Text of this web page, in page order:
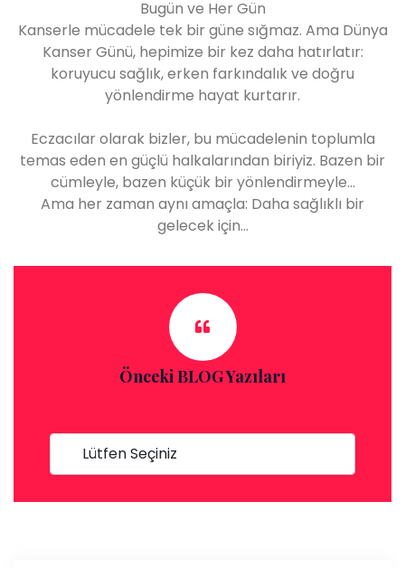
Bugün ve Her Gün
Kanserle mücadele tek bir güne sığmaz. Ama Dünya
Kanser Günü, hepimize bir kez daha hatırlatır:
koruyucu sağlık, erken farkındalık ve doğru
yönlendirme hayat kurtarır.
Eczacılar olarak bizler, bu mücadelenin toplumla
temas eden en güçlü halkalarından biriyiz. Bazen bir
cümleyle, bazen küçük bir yönlendirmeyle…
Ama her zaman aynı amaçla: Daha sağlıklı bir
gelecek için…
Önceki BLOG Yazıları